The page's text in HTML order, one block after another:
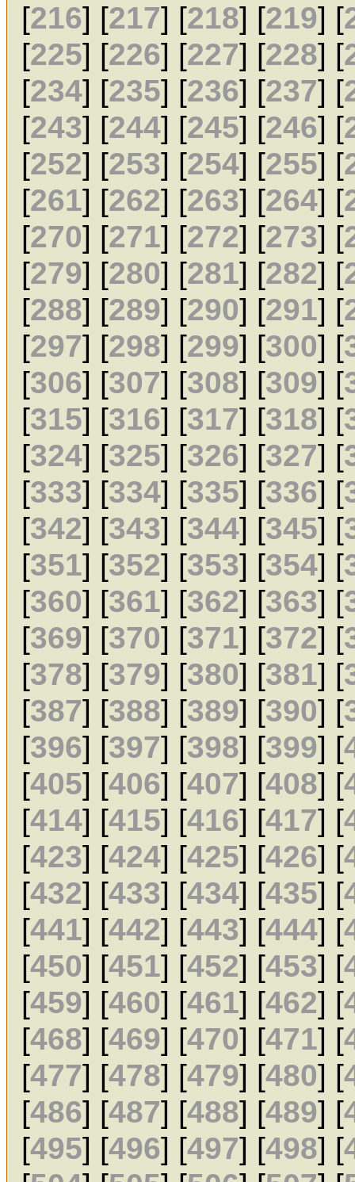
[216] [217] [218] [219] [
[225] [226] [227] [228] [
[234] [235] [236] [237] [
[243] [244] [245] [246] [
[252] [253] [254] [255] [
[261] [262] [263] [264] [
[270] [271] [272] [273] [
[279] [280] [281] [282] [
[288] [289] [290] [291] [
[297] [298] [299] [300] [
[306] [307] [308] [309] [
[315] [316] [317] [318] [
[324] [325] [326] [327] [
[333] [334] [335] [336] [
[342] [343] [344] [345] [
[351] [352] [353] [354] [
[360] [361] [362] [363] [
[369] [370] [371] [372] [
[378] [379] [380] [381] [
[387] [388] [389] [390] [
[396] [397] [398] [399] [
[405] [406] [407] [408] [
[414] [415] [416] [417] [
[423] [424] [425] [426] [
[432] [433] [434] [435] [
[441] [442] [443] [444] [
[450] [451] [452] [453] [
[459] [460] [461] [462] [
[468] [469] [470] [471] [
[477] [478] [479] [480] [
[486] [487] [488] [489] [
[495] [496] [497] [498] [